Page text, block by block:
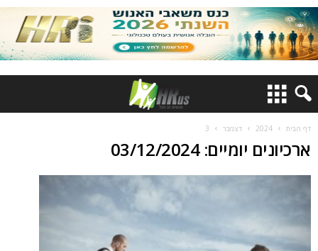
דף הבית 2024 דצמבר 3
ארכיונים יומיים: 03/12/2024